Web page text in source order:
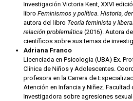
Investigación Victoria Kent, XXVI
libroFeminismos y política. Historia,
autora del libro Teoría feminista y
relación problemática (2016). Autora
científicos sobre sus temas de
Adriana Franco
Licenciada en Psicología (UBA) Ex.
Clínica de Niños y Adolescentes.
profesora en la Carrera de
Atención en Infancia y Niñez. Facultad
Investigadora sobre agresiones